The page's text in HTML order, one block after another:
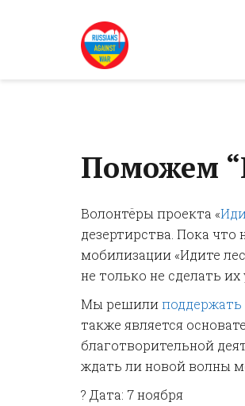
Поможем
Волонтёры проекта «
дезертирства. Пока
мобилизации «Идите
не только не сделать
Мы решилиподдержать
также является
благотворительной
ждать ли новой волны
?️ Дата: 7 ноября